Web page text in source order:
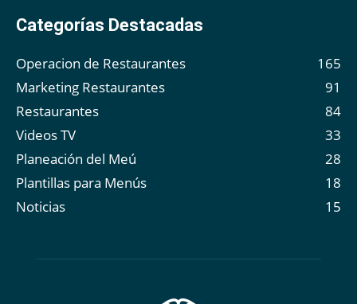
Categorías Destacadas
Operacion de Restaurantes
165
Marketing Restaurantes
91
Restaurantes
84
Videos TV
33
Planeación del Meú
28
Plantillas para Menús
18
Noticias
15